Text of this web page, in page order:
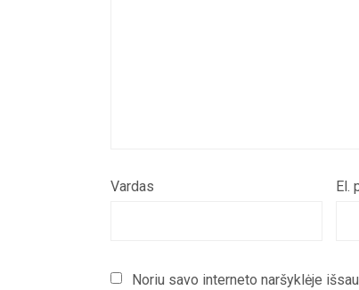
Vardas El.
Noriu savo interneto naršyklėje